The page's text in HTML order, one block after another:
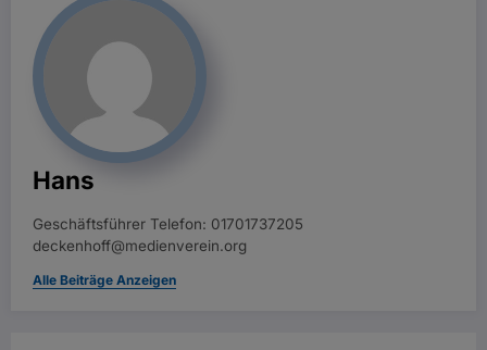
Hans
Geschäftsführer Telefon: 01701737205
deckenhoff@medienverein.org
Alle Beiträge Anzeigen